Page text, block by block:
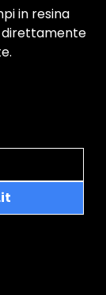
in resina
direttamente